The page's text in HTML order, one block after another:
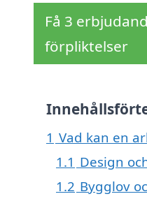
Få 3
förpliktelser
1 Vad kan en
1.1 Design
1.2 Bygglov